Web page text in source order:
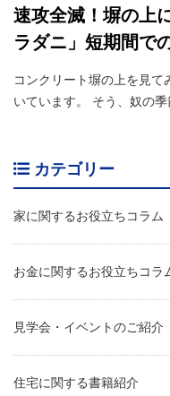
速攻全滅！塀の上
ラダニ」短期間で
コンクリート塀の上を見
いています。 そう、奴の
カテゴリー
家に関するお役立ちコラム
お金に関するお役立ちコラ
見学会・イベントのご紹介
住宅に関する書籍紹介